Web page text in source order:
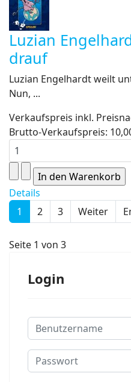
Luzian
drauf
Luzian Engelhardt weilt
Nun, ...
Verkaufspreis inkl.
Brutto-Verkaufspreis:
Details
1
2 3 Weiter
Seite 1 von 3
Login
Benutzername
Passwort